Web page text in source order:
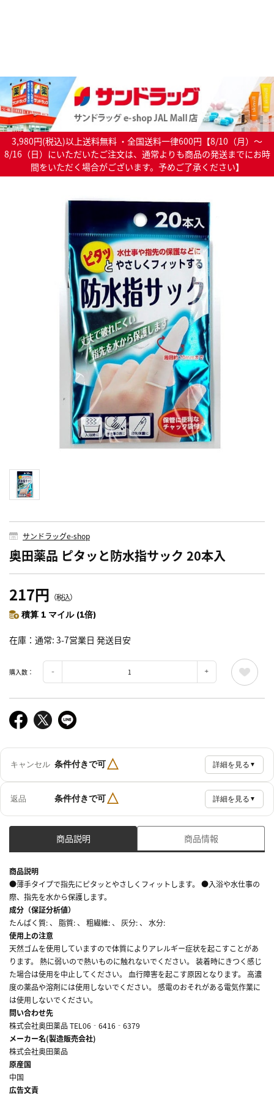
3,980円(税込)以上送料無料 ・全国送料一律600円【8/10（月）～
8/16（日）にいただいたご注文は、通常よりも商品の発送までにお時
間をいただく場合がございます。予めご了承ください】
サンドラッグe-shop
奥田薬品 ピタッと防水指サック 20本入
217円 （税込）
積算 1 マイル (1倍)
在庫 通常: 3-7営業日 発送目安
購入数：
キャンセル 条件付きで可△ 詳細を見る ▼
返品 条件付きで可△ 詳細を見る ▼
商品説明 商品情報
商品説明
●薄手タイプで指先にピタッとやさしくフィットします。 ●入浴や水仕事の
際、指先を水から保護します。
成分（保証分析値）
たんぱく質: 、 脂質: 、 粗繊維: 、 灰分: 、 水分:
使用上の注意
天然ゴムを使用していますので体質によりアレルギー症状を起こすことがあ
ります。 熱に弱いので熱いものに触れないでください。 装着時にきつく感じ
た場合は使用を中止してください。 血行障害を起こす原因となります。 高濃
度の薬品や溶剤には使用しないでください。 感電のおそれがある電気作業に
は使用しないでください。
問い合わせ先
株式会社奥田薬品 TEL06‐6416‐6379
メーカー名(製造販売会社)
株式会社奥田薬品
原産国
中国
広告文責